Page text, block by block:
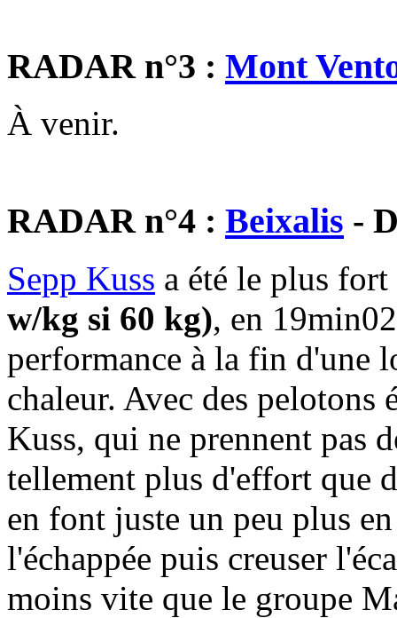
RADAR n°3 : Mont
À venir.
RADAR n°4 : Beixalis -
Sepp Kuss a été le plus
w/kg si 60 kg), en
performance à la fin d'une
chaleur. Avec des pelotons
Kuss, qui ne prennent pas
tellement plus d'effort que
en font juste un peu plus
l'échappée puis creuser
moins vite que le groupe